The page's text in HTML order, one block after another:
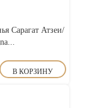
Сарагат Атзеи/
В КОРЗИНУ